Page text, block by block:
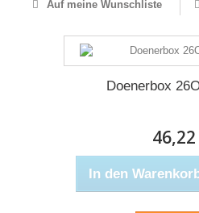
Auf meine Wunschliste
Doenerbox
In den